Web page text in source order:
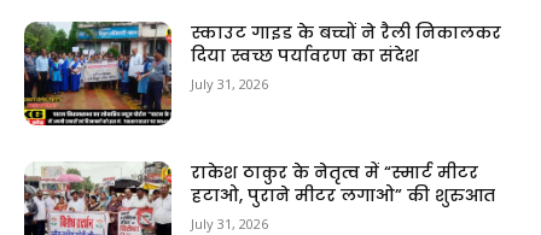
स्काउट गाइड के बच्चों ने रैली निकालकर
दिया स्वच्छ पर्यावरण का संदेश
July 31, 2026
राकेश ठाकुर के नेतृत्व में “स्मार्ट मीटर
हटाओ, पुराने मीटर लगाओ” की शुरुआत
July 31, 2026